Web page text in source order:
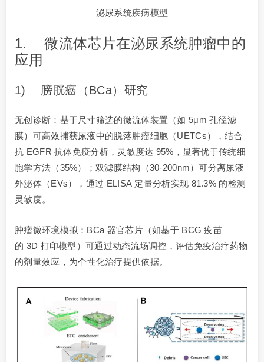
泌尿系统疾病模型
1. 微流体芯片在泌尿系统肿瘤中的
应用
1) 膀胱癌（BCa）研究
无创诊断：基于尺寸筛选的微流体装置（如 5μm 孔径滤
膜）可高效捕获尿液中的脱落肿瘤细胞（UETCs），结合
抗 EGFR 抗体免疫分析，灵敏度达 95%，显著优于传统细
胞学方法（35%）；双滤膜结构（30-200nm）可分离尿液
外泌体（EVs），通过 ELISA 定量分析实现 81.3% 的检测
灵敏度。
肿瘤微环境模拟：BCa 器官芯片（如基于 BCG 疫苗
的 3D 打印模型）可通过动态流场调控，评估免疫治疗药物
的剂量效应，为个性化治疗提供依据。